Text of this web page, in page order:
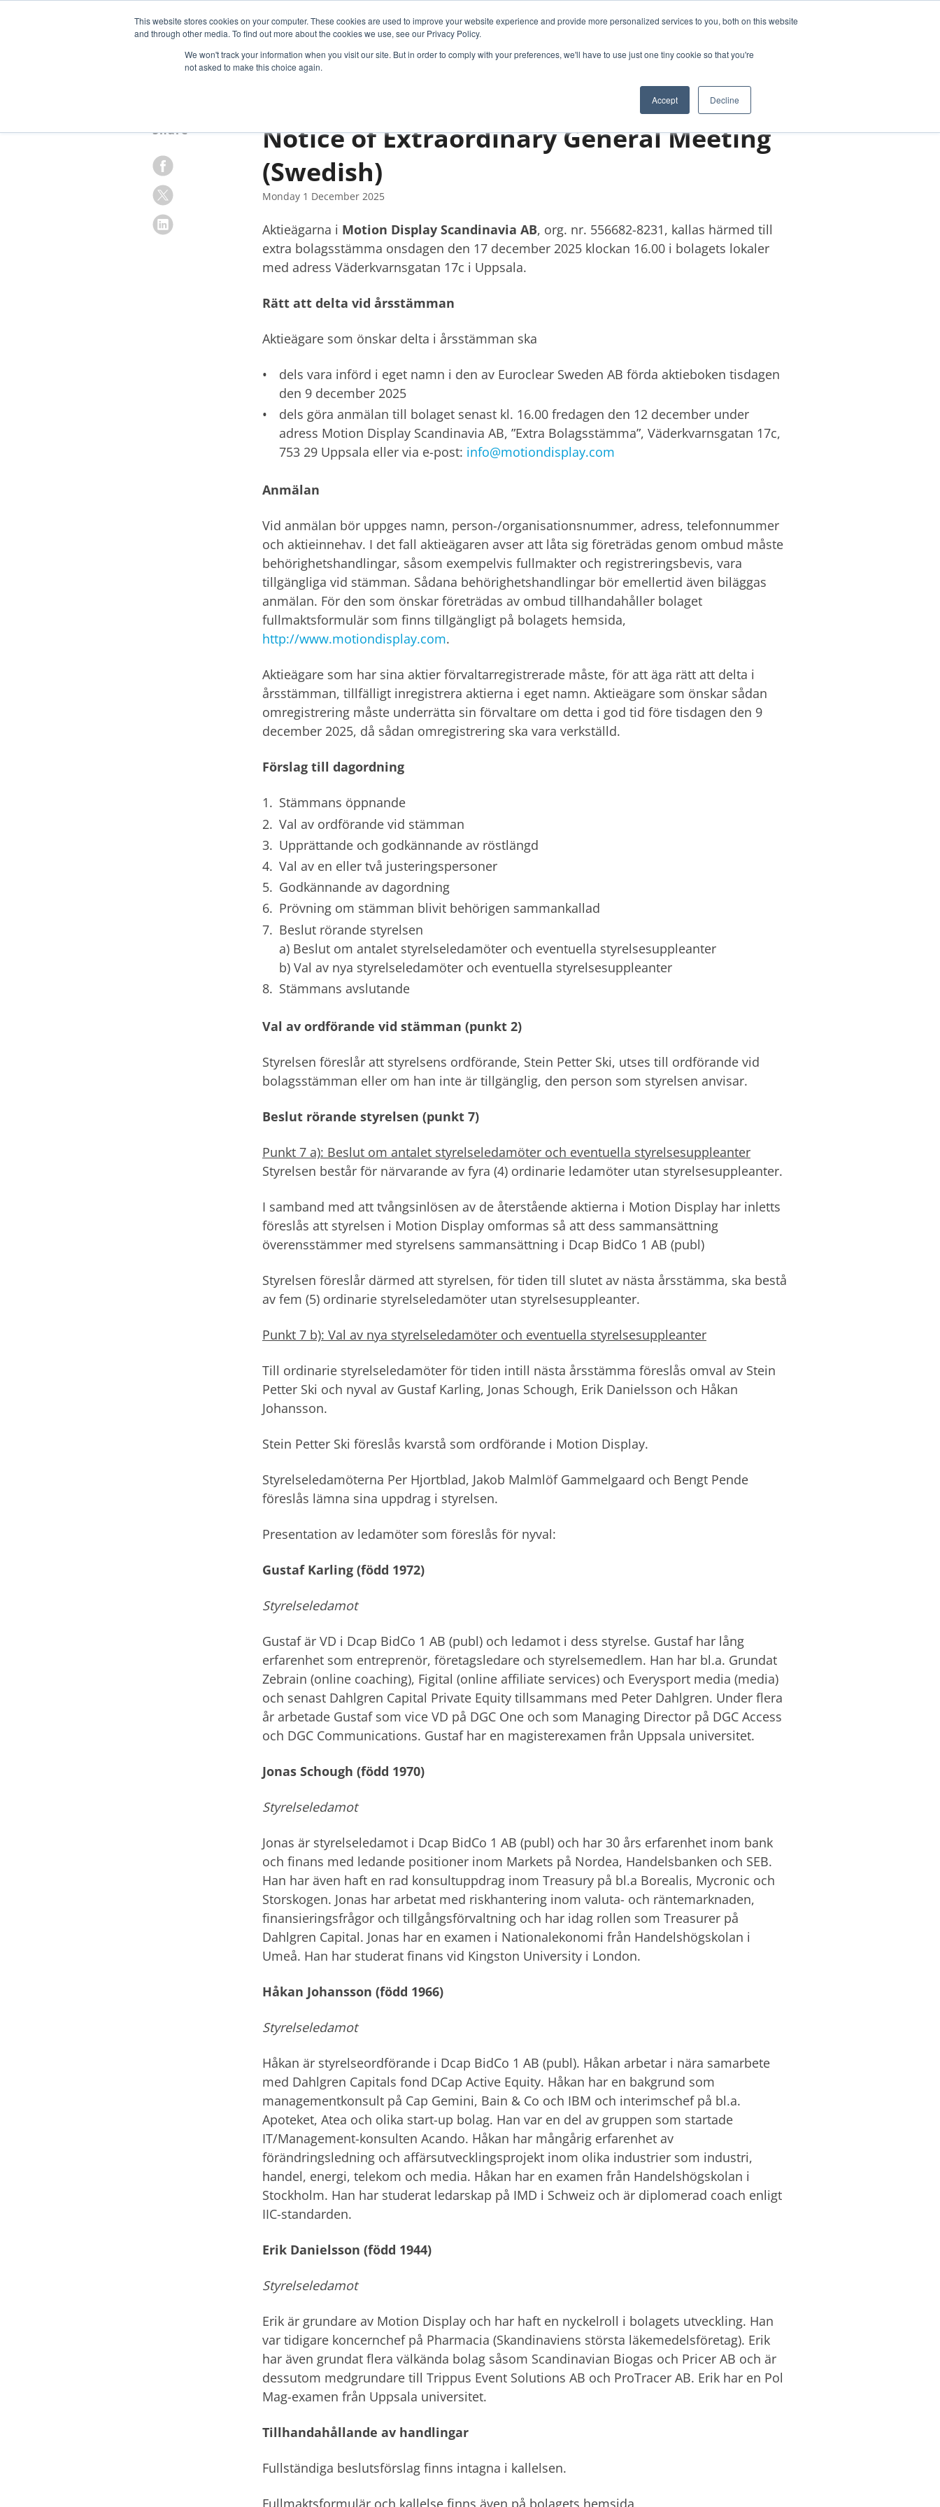
This website stores cookies on your computer. These cookies are used to improve your website experience and provide more personalized services to you, both on this website
and through other media. To find out more about the cookies we use, see our Privacy Policy.
We won't track your information when you visit our site. But in order to comply with your preferences, we'll have to use just one tiny cookie so that you're
not asked to make this choice again.
Accept Decline
OUR TECHNOLOGY CUSTOMER SOLUTIONS
Notice of Extraordinary General Meeting
(Swedish)
Monday 1 December 2025
Aktieägarna i Motion Display Scandinavia AB, org. nr. 556682-8231, kallas härmed till
extra bolagsstämma onsdagen den 17 december 2025 klockan 16.00 i bolagets lokaler
med adress Väderkvarnsgatan 17c i Uppsala.
Rätt att delta vid årsstämman
Aktieägare som önskar delta i årsstämman ska
dels vara införd i eget namn i den av Euroclear Sweden AB förda aktieboken tisdagen
den 9 december 2025
dels göra anmälan till bolaget senast kl. 16.00 fredagen den 12 december under
adress Motion Display Scandinavia AB, ”Extra Bolagsstämma”, Väderkvarnsgatan 17c,
753 29 Uppsala eller via e-post: info@motiondisplay.com
Anmälan
Vid anmälan bör uppges namn, person-/organisationsnummer, adress, telefonnummer
och aktieinnehav. I det fall aktieägaren avser att låta sig företrädas genom ombud måste
behörighetshandlingar, såsom exempelvis fullmakter och registreringsbevis, vara
tillgängliga vid stämman. Sådana behörighetshandlingar bör emellertid även biläggas
anmälan. För den som önskar företrädas av ombud tillhandahåller bolaget
fullmaktsformulär som finns tillgängligt på bolagets hemsida,
http://www.motiondisplay.com.
Aktieägare som har sina aktier förvaltarregistrerade måste, för att äga rätt att delta i
årsstämman, tillfälligt inregistrera aktierna i eget namn. Aktieägare som önskar sådan
omregistrering måste underrätta sin förvaltare om detta i god tid före tisdagen den 9
december 2025, då sådan omregistrering ska vara verkställd.
Förslag till dagordning
Stämmans öppnande
Val av ordförande vid stämman
Upprättande och godkännande av röstlängd
Val av en eller två justeringspersoner
Godkännande av dagordning
Prövning om stämman blivit behörigen sammankallad
Beslut rörande styrelsen
a) Beslut om antalet styrelseledamöter och eventuella styrelsesuppleanter
b) Val av nya styrelseledamöter och eventuella styrelsesuppleanter
Stämmans avslutande
Val av ordförande vid stämman (punkt 2)
Styrelsen föreslår att styrelsens ordförande, Stein Petter Ski, utses till ordförande vid
bolagsstämman eller om han inte är tillgänglig, den person som styrelsen anvisar.
Beslut rörande styrelsen (punkt 7)
Punkt 7 a): Beslut om antalet styrelseledamöter och eventuella styrelsesuppleanter
Styrelsen består för närvarande av fyra (4) ordinarie ledamöter utan styrelsesuppleanter.
I samband med att tvångsinlösen av de återstående aktierna i Motion Display har inletts
föreslås att styrelsen i Motion Display omformas så att dess sammansättning
överensstämmer med styrelsens sammansättning i Dcap BidCo 1 AB (publ)
Styrelsen föreslår därmed att styrelsen, för tiden till slutet av nästa årsstämma, ska bestå
av fem (5) ordinarie styrelseledamöter utan styrelsesuppleanter.
Punkt 7 b): Val av nya styrelseledamöter och eventuella styrelsesuppleanter
Till ordinarie styrelseledamöter för tiden intill nästa årsstämma föreslås omval av Stein
Petter Ski och nyval av Gustaf Karling, Jonas Schough, Erik Danielsson och Håkan
Johansson.
Stein Petter Ski föreslås kvarstå som ordförande i Motion Display.
Styrelseledamöterna Per Hjortblad, Jakob Malmlöf Gammelgaard och Bengt Pende
föreslås lämna sina uppdrag i styrelsen.
Presentation av ledamöter som föreslås för nyval:
Gustaf Karling (född 1972)
Styrelseledamot
Gustaf är VD i Dcap BidCo 1 AB (publ) och ledamot i dess styrelse. Gustaf har lång
erfarenhet som entreprenör, företagsledare och styrelsemedlem. Han har bl.a. Grundat
Zebrain (online coaching), Figital (online affiliate services) och Everysport media (media)
och senast Dahlgren Capital Private Equity tillsammans med Peter Dahlgren. Under flera
år arbetade Gustaf som vice VD på DGC One och som Managing Director på DGC Access
och DGC Communications. Gustaf har en magisterexamen från Uppsala universitet.
Jonas Schough (född 1970)
Styrelseledamot
Jonas är styrelseledamot i Dcap BidCo 1 AB (publ) och har 30 års erfarenhet inom bank
och finans med ledande positioner inom Markets på Nordea, Handelsbanken och SEB.
Han har även haft en rad konsultuppdrag inom Treasury på bl.a Borealis, Mycronic och
Storskogen. Jonas har arbetat med riskhantering inom valuta- och räntemarknaden,
finansieringsfrågor och tillgångsförvaltning och har idag rollen som Treasurer på
Dahlgren Capital. Jonas har en examen i Nationalekonomi från Handelshögskolan i
Umeå. Han har studerat finans vid Kingston University i London.
Håkan Johansson (född 1966)
Styrelseledamot
Håkan är styrelseordförande i Dcap BidCo 1 AB (publ). Håkan arbetar i nära samarbete
med Dahlgren Capitals fond DCap Active Equity. Håkan har en bakgrund som
managementkonsult på Cap Gemini, Bain & Co och IBM och interimschef på bl.a.
Apoteket, Atea och olika start-up bolag. Han var en del av gruppen som startade
IT/Management-konsulten Acando. Håkan har mångårig erfarenhet av
förändringsledning och affärsutvecklingsprojekt inom olika industrier som industri,
handel, energi, telekom och media. Håkan har en examen från Handelshögskolan i
Stockholm. Han har studerat ledarskap på IMD i Schweiz och är diplomerad coach enligt
IIC-standarden.
Erik Danielsson (född 1944)
Styrelseledamot
Erik är grundare av Motion Display och har haft en nyckelroll i bolagets utveckling. Han
var tidigare koncernchef på Pharmacia (Skandinaviens största läkemedelsföretag). Erik
har även grundat flera välkända bolag såsom Scandinavian Biogas och Pricer AB och är
dessutom medgrundare till Trippus Event Solutions AB och ProTracer AB. Erik har en Pol
Mag-examen från Uppsala universitet.
Tillhandahållande av handlingar
Fullständiga beslutsförslag finns intagna i kallelsen.
Fullmaktsformulär och kallelse finns även på bolagets hemsida,
Share